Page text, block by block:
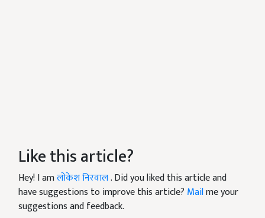
Like this article?
Hey! I amलोकेश निरवाल. Did you liked this article and
have suggestions to improve this article? Mailme your
suggestions and feedback.